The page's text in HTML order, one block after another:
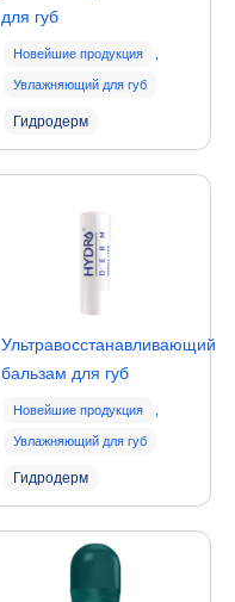
для губ
Новейшие продукция
Увлажняющий для губ
Гидродерм
Ультравосстанавливающий
бальзам для губ
Новейшие продукция
Увлажняющий для губ
Гидродерм